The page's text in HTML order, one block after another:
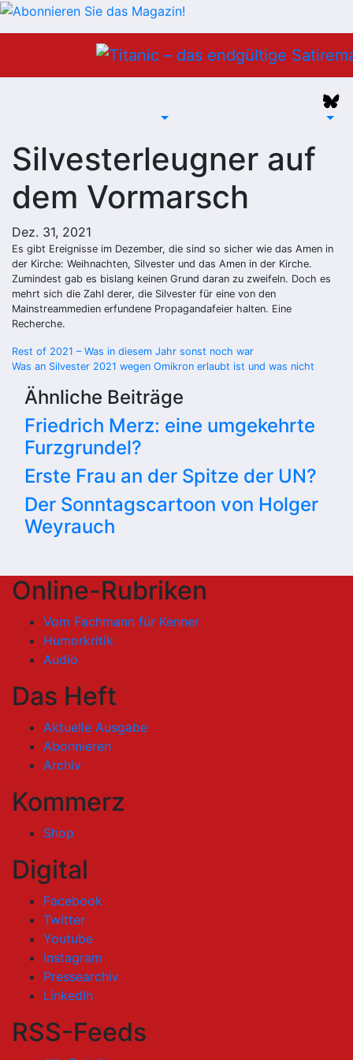
Silvesterleugner auf
dem Vormarsch
Dez. 31, 2021
Es gibt Ereignisse im Dezember, die sind so sicher wie das Amen in
der Kirche: Weihnachten, Silvester und das Amen in der Kirche.
Zumindest gab es bislang keinen Grund daran zu zweifeln. Doch es
mehrt sich die Zahl derer, die Silvester für eine von den
Mainstreammedien erfundene Propagandafeier halten. Eine
Recherche.
Beitragsnavigation
Rest of 2021 – Was in diesem Jahr sonst noch war
Was an Silvester 2021 wegen Omikron erlaubt ist und was nicht
Ähnliche Beiträge
Friedrich Merz: eine umgekehrte
Furzgrundel?
Erste Frau an der Spitze der UN?
Der Sonntagscartoon von Holger
Weyrauch
Online-Rubriken
Vom Fachmann für Kenner
Humorkritik
Audio
Das Heft
Aktuelle Ausgabe
Abonnieren
Archiv
Kommerz
Shop
Digital
Facebook
Twitter
Youtube
Instagram
Pressearchiv
LinkedIn
RSS-Feeds